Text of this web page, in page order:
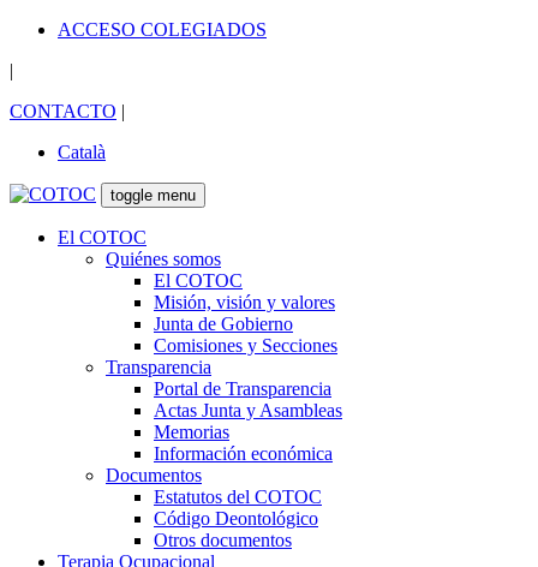
ACCESO COLEGIADOS
|
CONTACTO |
Català
toggle menu
El COTOC
Quiénes somos
El COTOC
Misión, visión y valores
Junta de Gobierno
Comisiones y Secciones
Transparencia
Portal de Transparencia
Actas Junta y Asambleas
Memorias
Información económica
Documentos
Estatutos del COTOC
Código Deontológico
Otros documentos
Terapia Ocupacional